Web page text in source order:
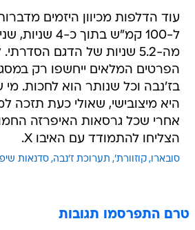
עוד הדלפות מכיוון היזמים
ל-100 קמ"ש בתוך
מה-5.2 שניות של הדגם
הפרטים המלאים ייחשפו רק
בז'נבה וכל שנותר הוא לחכות.
היא מיצובישי, שאולי כעת
אחרי שכל גרסאות האיפרזה
הצליחו להתמודד עם האיבו X.
סובארו קוזוורת' תערוכת ז'נבה סדנאות
טרם התפרסמו תגובות